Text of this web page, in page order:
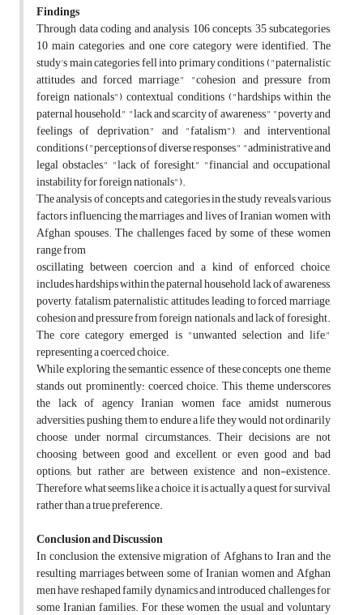
Findings
Through data coding and analysis, 106 concepts, 35 subcategories,
10 main categories, and one core category were identified. The
study's main categories fell into primary conditions ("paternalistic
attitudes and forced marriage," "cohesion and pressure from
foreign nationals"), contextual conditions ("hardships within the
paternal household," "lack and scarcity of awareness," "poverty and
feelings of deprivation," and "fatalism"), and interventional
conditions ("perceptions of diverse responses," "administrative and
legal obstacles," "lack of foresight," "financial and occupational
instability for foreign nationals").
The analysis of concepts and categories in the study reveals various
factors influencing the marriages and lives of Iranian women with
Afghan spouses. The challenges faced by some of these women
range from
oscillating between coercion and a kind of enforced choice,
includes hardships within the paternal household, lack of awareness,
poverty, fatalism, paternalistic attitudes leading to forced marriage,
cohesion and pressure from foreign nationals, and lack of foresight.
The core category emerged is "unwanted selection and life,"
representing a coerced choice.
While exploring the semantic essence of these concepts, one theme
stands out prominently: coerced choice. This theme underscores
the lack of agency Iranian women face amidst numerous
adversities, pushing them to endure a life they would not ordinarily
choose, under normal circumstances. Their decisions are not
choosing between good and excellent, or even good and bad
options; but rather are between existence and non-existence.
Therefore, what seems like a choice, it is actually a quest for survival
rather than a true preference.
Conclusion and Discussion
In conclusion, the extensive migration of Afghans to Iran and the
resulting marriages between some of Iranian women and Afghan
men have reshaped family dynamics and introduced challenges for
some Iranian families. For these women, the usual and voluntary